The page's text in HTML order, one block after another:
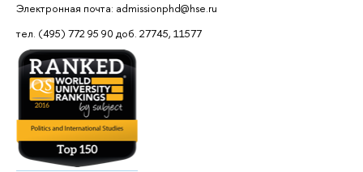
Электронная почта: admissionphd@hse.ru
тел. (495) 772 95 90 доб. 27745, 11577